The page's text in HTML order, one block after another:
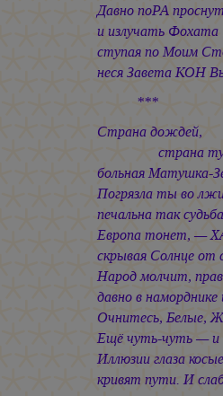
Давно поРА
и излучать Фохата
ступая по Моим
неся Завета КОН
***
Страна дождей,
страна
больная Матушка-
Погрязла ты во
печальна так
Европа тонет, —
скрывая Солнце от
Народ молчит,
давно в наморднике
Очнитесь, Белые,
Ещё чуть-чуть — и
Иллюзии глаза косые
кривят пути. И